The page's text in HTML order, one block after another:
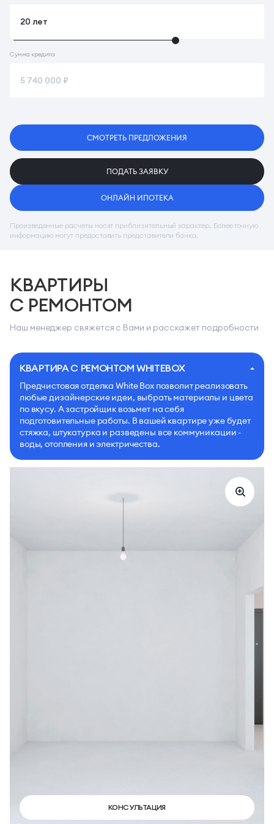
Сумма кредита
СМОТРЕТЬ ПРЕДЛОЖЕНИЯ
ПОДАТЬ ЗАЯВКУ
ОНЛАЙН ИПОТЕКА
Произведенные расчеты носят приблизительный характер. Более точную
информацию могут предоставить представители банка.
КВАРТИРЫ
С РЕМОНТОМ
Наш менеджер свяжется с Вами и расскажет подробности
КВАРТИРА С РЕМОНТОМ WHITEBOX
Предчистовая отделка White Box позволит реализовать
любые дизайнерские идеи, выбрать материалы и цвета
по вкусу. А застройщик возьмет на себя
подготовительные работы. В вашей квартире уже будет
стяжка, штукатурка и разведены все коммуникации -
воды, отопления и электричества.
КОНСУЛЬТАЦИЯ